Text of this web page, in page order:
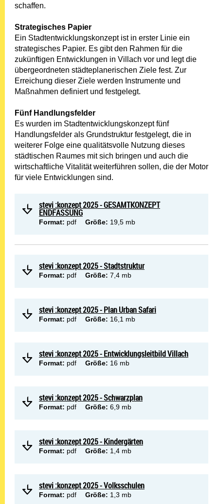
schaffen.
Strategisches Papier
Ein Stadtentwicklungskonzept ist in erster Linie ein
strategisches Papier. Es gibt den Rahmen für die
zukünftigen Entwicklungen in Villach vor und legt die
übergeordneten städteplanerischen Ziele fest. Zur
Erreichung dieser Ziele werden Instrumente und
Maßnahmen definiert und festgelegt.
Fünf Handlungsfelder
Es wurden im Stadtentwicklungskonzept fünf
Handlungsfelder als Grundstruktur festgelegt, die in
weiterer Folge eine qualitätsvolle Nutzung dieses
städtischen Raumes mit sich bringen und auch die
wirtschaftliche Vitalität weiterführen sollen, die der Motor
für viele Entwicklungen sind.
stevi :konzept 2025 - GESAMTKONZEPT
ENDFASSUNG
Format: pdf Größe: 19,5 mb
stevi :konzept 2025 - Stadtstruktur
Format: pdf Größe: 7,4 mb
stevi :konzept 2025 - Plan Urban Safari
Format: pdf Größe: 16,1 mb
stevi :konzept 2025 - Entwicklungsleitbild Villach
Format: pdf Größe: 16 mb
stevi :konzept 2025 - Schwarzplan
Format: pdf Größe: 6,9 mb
stevi :konzept 2025 - Kindergärten
Format: pdf Größe: 1,4 mb
stevi :konzept 2025 - Volksschulen
Format: pdf Größe: 1,3 mb